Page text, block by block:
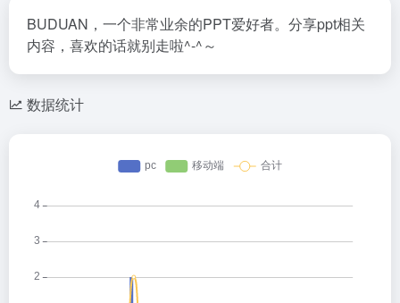
BUDUAN，一个非常业余的PPT爱好者。分享ppt相关
内容，喜欢的话就别走啦^-^～
数据统计